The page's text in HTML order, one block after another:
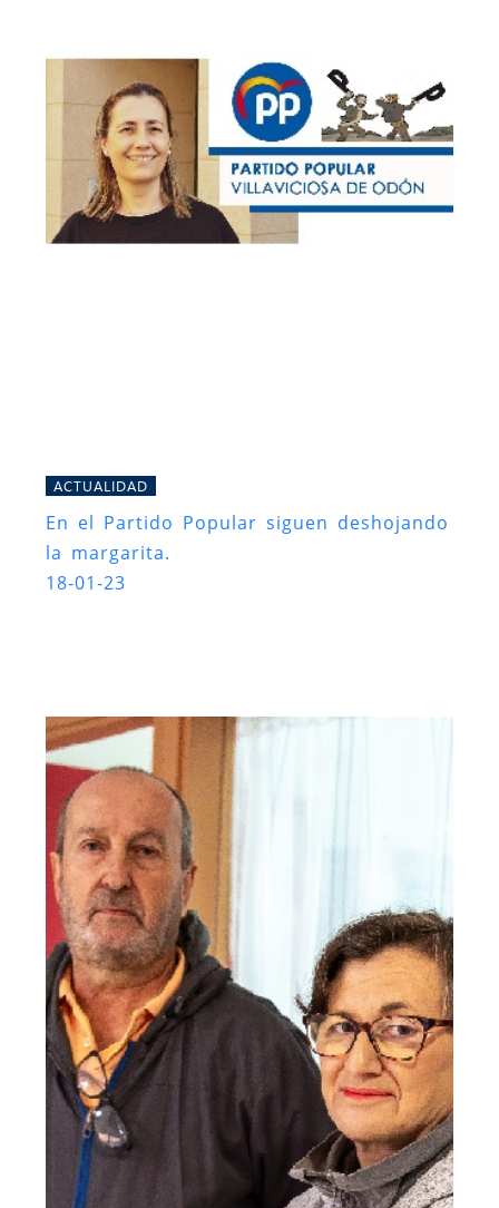
ACTUALIDAD
En el Partido Popular siguen deshojando
la margarita.
18-01-23